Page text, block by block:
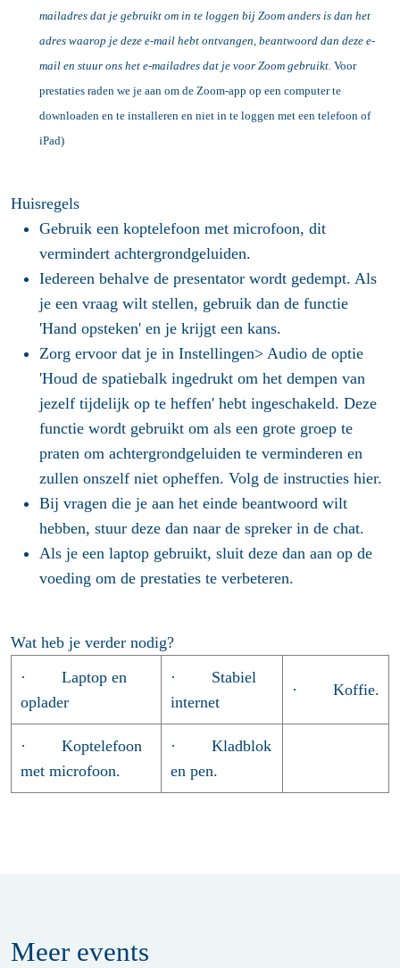
mailadres dat je gebruikt om in te loggen bij Zoom anders is dan het
adres waarop je deze e-mail hebt ontvangen, beantwoord dan deze e-
mail en stuur ons het e-mailadres dat je voor Zoom gebruikt. Voor
prestaties raden we je aan om de Zoom-app op een computer te
downloaden en te installeren en niet in te loggen met een telefoon of
iPad)
Huisregels
Gebruik een koptelefoon met microfoon, dit
vermindert achtergrondgeluiden.
Iedereen behalve de presentator wordt gedempt. Als
je een vraag wilt stellen, gebruik dan de functie
'Hand opsteken' en je krijgt een kans.
Zorg ervoor dat je in Instellingen> Audio de optie
'Houd de spatiebalk ingedrukt om het dempen van
jezelf tijdelijk op te heffen' hebt ingeschakeld. Deze
functie wordt gebruikt om als een grote groep te
praten om achtergrondgeluiden te verminderen en
zullen onszelf niet opheffen. Volg de instructies hier.
Bij vragen die je aan het einde beantwoord wilt
hebben, stuur deze dan naar de spreker in de chat.
Als je een laptop gebruikt, sluit deze dan aan op de
voeding om de prestaties te verbeteren.
Wat heb je verder nodig?
· Laptop en
oplader
· Stabiel
internet
· Koffie.
· Koptelefoon
met microfoon.
· Kladblok
en pen.
Meer events